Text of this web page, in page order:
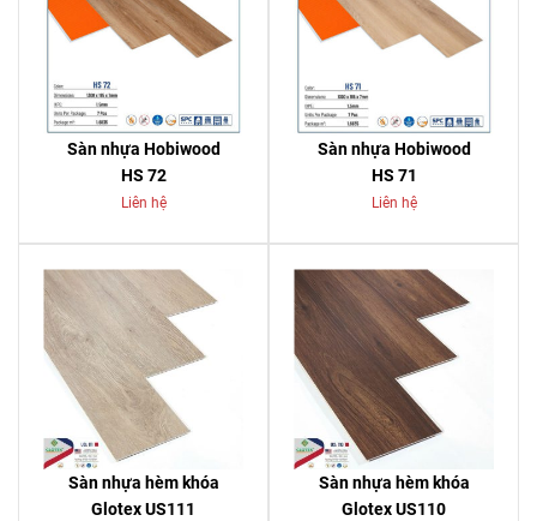
Sàn nhựa Hobiwood
HS 72
Liên hệ
Sàn nhựa Hobiwood
HS 71
Liên hệ
Sàn nhựa hèm khóa
Glotex US111
Sàn nhựa hèm khóa
Glotex US110